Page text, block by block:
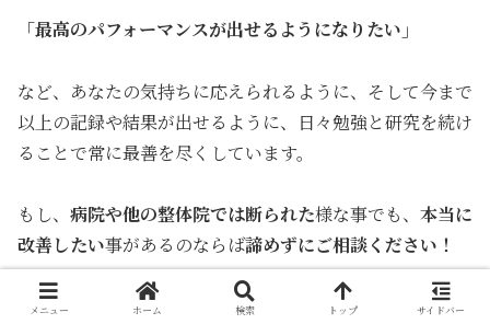
「最高のパフォーマンスが出せるようになりたい」
など、あなたの気持ちに応えられるように、そして今まで
以上の記録や結果が出せるように、日々勉強と研究を続け
ることで常に最善を尽くしています。
もし、 病院や他の整体院では断られた様な事でも、 本当に
改善したい事があるのならば諦めずにご相談ください！
▶院長紹介はこちら
メニュー ホーム 検索 トップ サイドバー